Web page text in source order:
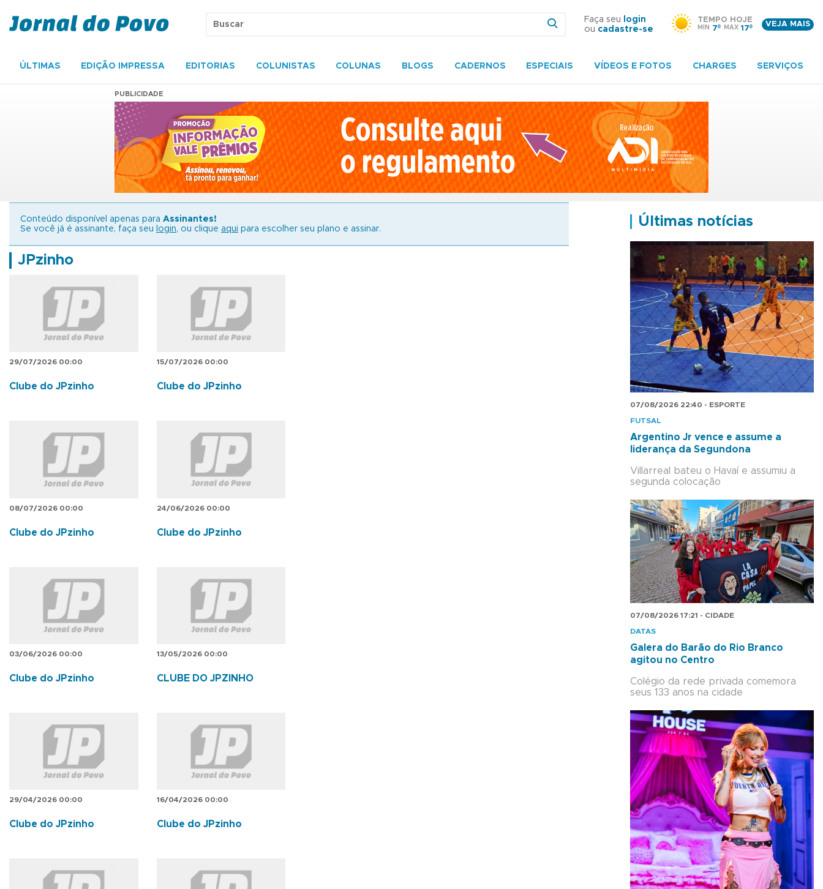
Faça seu
login
ou cadastre-se
TEMPO HOJE
MIN 7º MAX 17º
VEJA MAIS
ÚLTIMAS EDIÇÃO IMPRESSA EDITORIAS COLUNISTAS COLUNAS BLOGS CADERNOS ESPECIAIS VÍDEOS E FOTOS CHARGES SERVIÇOS
PUBLICIDADE
Conteúdo disponível apenas para Assinantes!
Se você já é assinante, faça seu
login, ou clique aqui para escolher seu plano e assinar.
JPzinho
29/07/2026 00:00
Clube do JPzinho
15/07/2026 00:00
Clube do JPzinho
08/07/2026 00:00
Clube do JPzinho
24/06/2026 00:00
Clube do JPzinho
03/06/2026 00:00
Clube do JPzinho
13/05/2026 00:00
CLUBE DO JPZINHO
29/04/2026 00:00
Clube do JPzinho
16/04/2026 00:00
Clube do JPzinho
Últimas notícias
07/08/2026 22:40 - ESPORTE
FUTSAL
Argentino Jr vence e assume a
liderança da Segundona
Villarreal bateu o Havaí e assumiu a
segunda colocação
07/08/2026 17:21 - CIDADE
DATAS
Galera do Barão do Rio Branco
agitou no Centro
Colégio da rede privada comemora
seus 133 anos na cidade